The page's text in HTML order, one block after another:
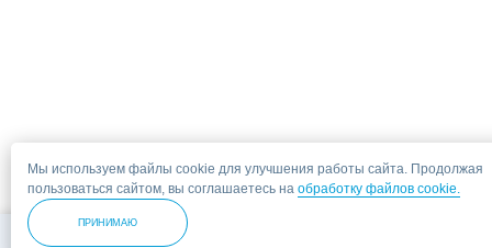
Позвонить
Мы используем файлы cookie для улучшения работы сайта. Продолжая
пользоваться сайтом, вы соглашаетесь на обработку файлов cookie.
ПРИНИМАЮ